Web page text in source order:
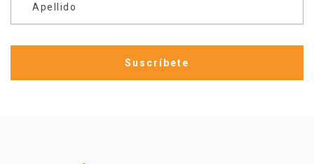
Apellido